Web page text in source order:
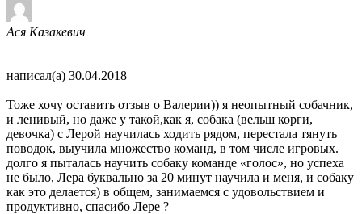
Ася Казакевич
написал(а) 30.04.2018
Тоже хочу оставить отзыв о Валерии)) я неопытный собачник,
и ленивый, но даже у такой,как я, собака (вельш корги,
девочка) с Лерой научилась ходить рядом, перестала тянуть
поводок, выучила множество команд, в том числе игровых.
долго я пыталась научить собаку команде «голос», но успеха
не было, Лера буквально за 20 минут научила и меня, и собаку
как это делается) в общем, занимаемся с удовольствием и
продуктивно, спасибо Лере ?